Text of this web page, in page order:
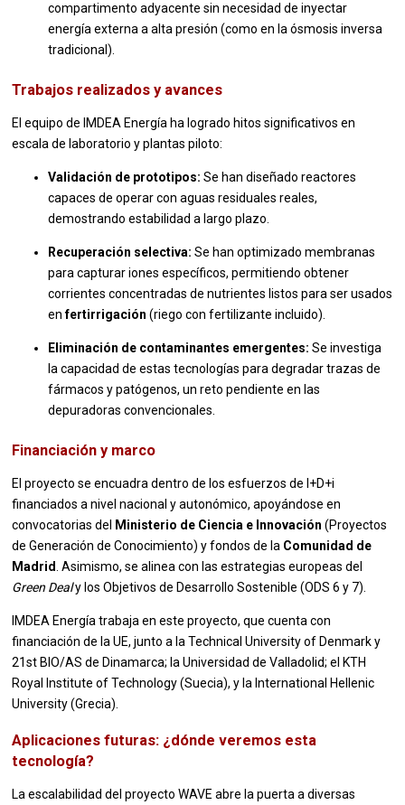
compartimento adyacente sin necesidad de inyectar
energía externa a alta presión (como en la ósmosis inversa
tradicional).
Trabajos realizados y avances
El equipo de IMDEA Energía ha logrado hitos significativos en
escala de laboratorio y plantas piloto:
Validación de prototipos: Se han diseñado reactores
capaces de operar con aguas residuales reales,
demostrando estabilidad a largo plazo.
Recuperación selectiva: Se han optimizado membranas
para capturar iones específicos, permitiendo obtener
corrientes concentradas de nutrientes listos para ser usados
enfertirrigación (riego con fertilizante incluido).
Eliminación de contaminantes emergentes: Se investiga
la capacidad de estas tecnologías para degradar trazas de
fármacos y patógenos, un reto pendiente en las
depuradoras convencionales.
Financiación y marco
El proyecto se encuadra dentro de los esfuerzos de I+D+i
financiados a nivel nacional y autonómico, apoyándose en
convocatorias del
Ministerio de Ciencia e Innovación (Proyectos
de Generación de Conocimiento) y fondos de la Comunidad de
Madrid. Asimismo, se alinea con las estrategias europeas del
Green Dealy los Objetivos de Desarrollo Sostenible (ODS 6 y 7).
IMDEA Energía trabaja en este proyecto, que cuenta con
financiación de la UE, junto a la Technical University of Denmark y
21st BIO/AS de Dinamarca; la Universidad de Valladolid; el KTH
Royal Institute of Technology (Suecia), y la International Hellenic
University (Grecia).
Aplicaciones futuras: ¿dónde veremos esta
tecnología?
La escalabilidad del proyecto WAVE abre la puerta a diversas